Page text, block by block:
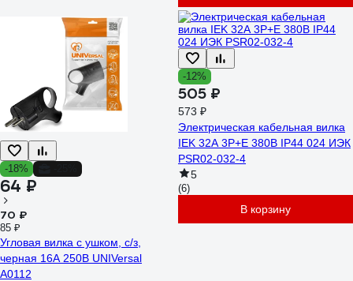
-18%
64 ₽
70 ₽
85 ₽
Угловая вилка с ушком, с/з,
черная 16А 250В UNIVersal
А0112
-12%
505 ₽
573 ₽
Электрическая кабельная вилка
IEK 32А 3P+E 380В IP44 024 ИЭК
PSR02-032-4
5
(6)
В корзину